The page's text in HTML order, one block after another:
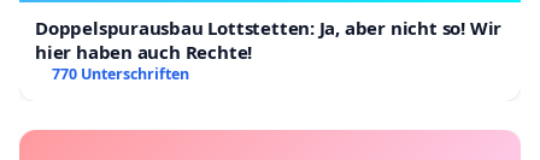
Doppelspurausbau Lottstetten: Ja, aber nicht so! Wir
hier haben auch Rechte!
770 Unterschriften